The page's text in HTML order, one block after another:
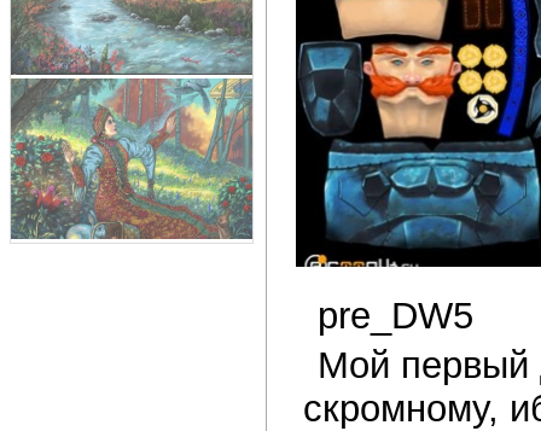
pre_DW5
Мой первый
скромному,